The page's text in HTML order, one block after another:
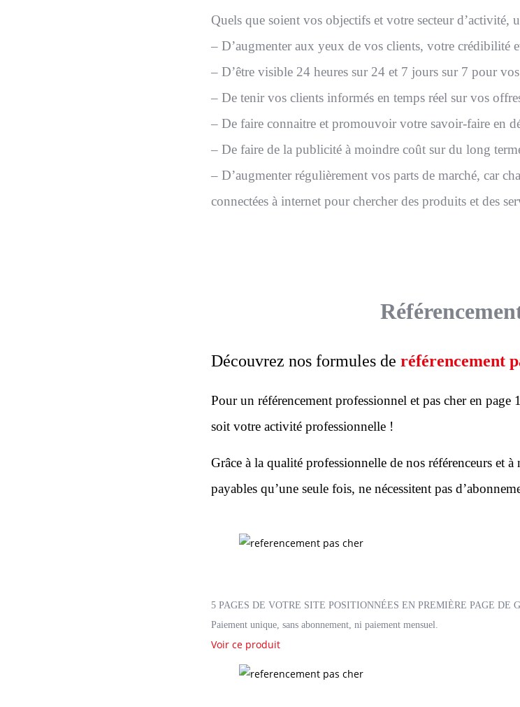
Quels que soient vos objectifs et votre secteur d’activité,
– D’augmenter aux yeux de vos clients, votre crédibilité
– D’être visible 24 heures sur 24 et 7 jours sur 7 pour
– De tenir vos clients informés en temps réel sur vos
– De faire connaitre et promouvoir votre savoir-faire en
– De faire de la publicité à moindre coût sur du long
– D’augmenter régulièrement vos parts de marché, car
connectées à internet pour chercher des produits et des
Découvrez nos formules de référencement
Pour un référencement professionnel et pas cher en
soit votre activité professionnelle !
Grâce à la qualité professionnelle de nos référenceurs et
payables qu’une seule fois, ne nécessitent pas
5 PAGES DE VOTRE SITE POSITIONNÉES EN PREMIÈRE PAGE DE
Paiement unique, sans abonnement, ni paiement mensuel.
Voir ce produit